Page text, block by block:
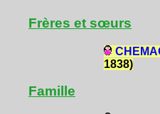
Frères et sœurs
1838)
Famille